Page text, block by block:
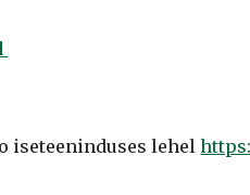
iseteeninduses lehel